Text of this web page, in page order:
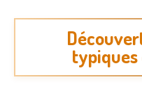
typiques